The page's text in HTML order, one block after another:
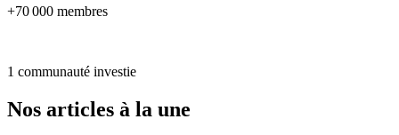
+70 000 membres
1 communauté investie
Nos articles à la une